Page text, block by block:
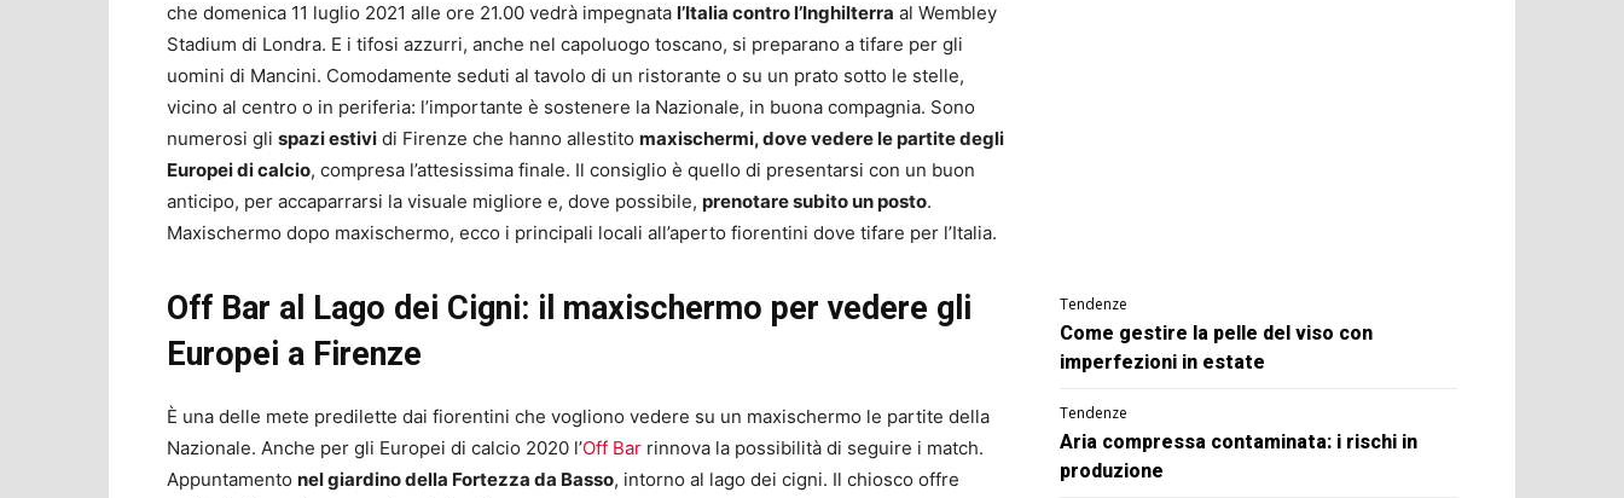
che domenica 11 luglio 2021 alle ore 21.00 vedrà impegnata l’Italia contro l’Inghilterra al Wembley
Stadium di Londra. E i tifosi azzurri, anche nel capoluogo toscano, si preparano a tifare per gli
uomini di Mancini. Comodamente seduti al tavolo di un ristorante o su un prato sotto le stelle,
vicino al centro o in periferia: l’importante è sostenere la Nazionale, in buona compagnia. Sono
numerosi gli spazi estivi di Firenze che hanno allestito maxischermi, dove vedere le partite degli
Europei di calcio, compresa l’attesissima finale. Il consiglio è quello di presentarsi con un buon
anticipo, per accaparrarsi la visuale migliore e, dove possibile, prenotare subito un posto.
Maxischermo dopo maxischermo, ecco i principali locali all’aperto fiorentini dove tifare per l’Italia.
Off Bar al Lago dei Cigni: il maxischermo per vedere gli
Europei a Firenze
È una delle mete predilette dai fiorentini che vogliono vedere su un maxischermo le partite della
Nazionale. Anche per gli Europei di calcio 2020 l’Off Bar rinnova la possibilità di seguire i match.
Appuntamento nel giardino della Fortezza da Basso, intorno al lago dei cigni. Il chiosco offre
Tendenze
Come gestire la pelle del viso con
imperfezioni in estate
Tendenze
Aria compressa contaminata: i rischi in
produzione